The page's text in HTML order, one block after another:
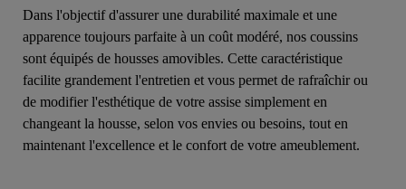
Dans l'objectif d'assurer une durabilité maximale et une
apparence toujours parfaite à un coût modéré, nos coussins
sont équipés de housses amovibles. Cette caractéristique
facilite grandement l'entretien et vous permet de rafraîchir ou
de modifier l'esthétique de votre assise simplement en
changeant la housse, selon vos envies ou besoins, tout en
maintenant l'excellence et le confort de votre ameublement.